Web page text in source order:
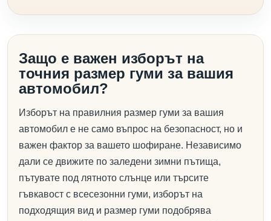
Защо е важен изборът на
точния размер гуми за вашия
автомобил?
Изборът на правилния размер гуми за вашия
автомобил е не само въпрос на безопасност, но и
важен фактор за вашето шофиране. Независимо
дали се движите по заледени зимни пътища,
пътувате под лятното слънце или търсите
гъвкавост с всесезонни гуми, изборът на
подходящия вид и размер гуми подобрява